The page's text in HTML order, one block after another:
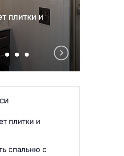
плитки и
плитки и
спальню с